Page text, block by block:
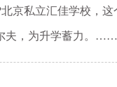
京私立汇佳学校，
夫，为升学蓄力。